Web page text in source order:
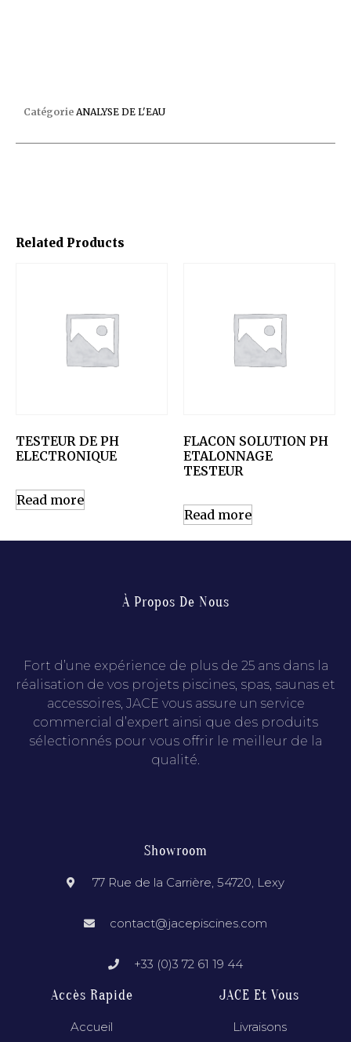
Related Products
TESTEUR DE PH
ELECTRONIQUE
Read more
FLACON SOLUTION PH
ETALONNAGE
TESTEUR
Read more
Catégorie ANALYSE DE L'EAU
À Propos De Nous
Fort d’une expérience de plus de 25 ans dans la
réalisation de vos projets piscines, spas, saunas et
accessoires, JACE vous assure un service
commercial d’expert ainsi que des produits
sélectionnés pour vous offrir le meilleur de la
qualité.
Showroom
77 Rue de la Carrière, 54720, Lexy
contact@jacepiscines.com
+33 (0)3 72 61 19 44
Accès Rapide
Accueil
JACE Et Vous
Livraisons